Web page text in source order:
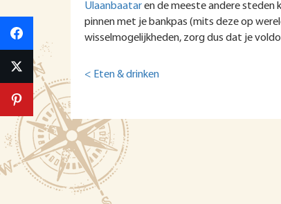
Ulaanbaataren de meeste andere steden
pinnen met je bankpas (mits deze op
wisselmogelijkheden, zorg dus dat je
< Eten & drinken